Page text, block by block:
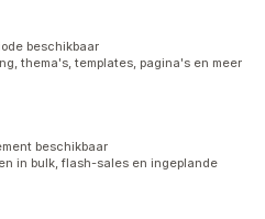
beschikbaar
thema's, templates, pagina's en meer
beschikbaar
in bulk, flash-sales en ingeplande